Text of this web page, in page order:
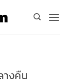
งคืน